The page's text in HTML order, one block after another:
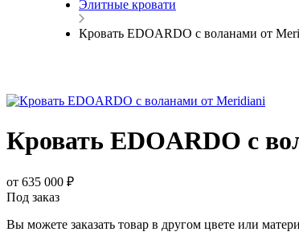
Элитные кровати
Кровать EDOARDO с воланами от
Кровать EDOARDO с
от 635 000 ₽
Под заказ
Вы можете заказать товар в другом цвете или